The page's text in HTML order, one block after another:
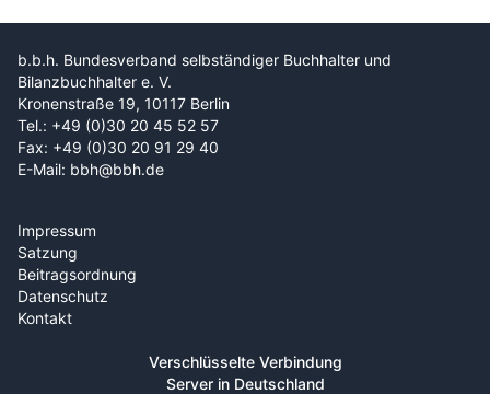
b.b.h. Bundesverband selbständiger Buchhalter und
Bilanzbuchhalter e. V.
Kronenstraße 19, 10117 Berlin
Tel.: +49 (0)30 20 45 52 57
Fax: +49 (0)30 20 91 29 40
E-Mail: bbh@bbh.de
Impressum
Satzung
Beitragsordnung
Datenschutz
Kontakt
Verschlüsselte Verbindung
Server in Deutschland